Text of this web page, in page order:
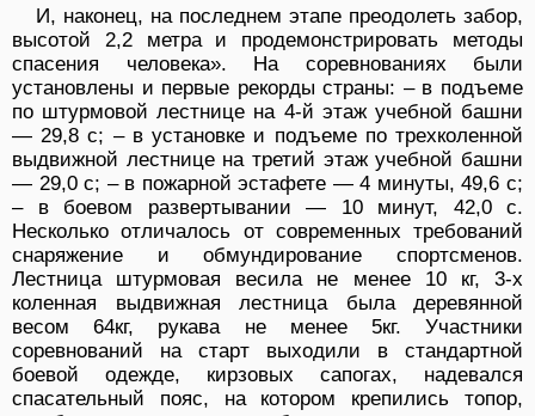
И, наконец, на последнем этапе преодолеть забор,
высотой 2,2 метра и продемонстрировать методы
спасения человека». На соревнованиях были
установлены и первые рекорды страны: – в подъеме
по штурмовой лестнице на 4-й этаж учебной башни
— 29,8 с; – в установке и подъеме по трехколенной
выдвижной лестнице на третий этаж учебной башни
— 29,0 с; – в пожарной эстафете — 4 минуты, 49,6 с;
– в боевом развертывании — 10 минут, 42,0 с.
Несколько отличалось от современных требований
снаряжение и обмундирование спортсменов.
Лестница штурмовая весила не менее 10 кг, 3-х
коленная выдвижная лестница была деревянной
весом 64кг, рукава не менее 5кг. Участники
соревнований на старт выходили в стандартной
боевой одежде, кирзовых сапогах, надевался
спасательный пояс, на котором крепились топор,